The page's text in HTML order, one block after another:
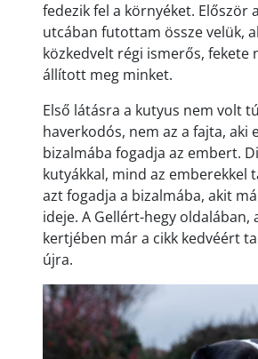
fedezik fel a környéket. Először
utcában futottam össze velük,
közkedvelt régi ismerős, fekete
állított meg minket.
Első látásra a kutyus nem volt
haverkodós, nem az a fajta, aki
bizalmába fogadja az embert.
kutyákkal, mind az emberekkel
azt fogadja a bizalmába, akit
ideje. A Gellért-hegy oldalában,
kertjében már a cikk kedvéért
újra.